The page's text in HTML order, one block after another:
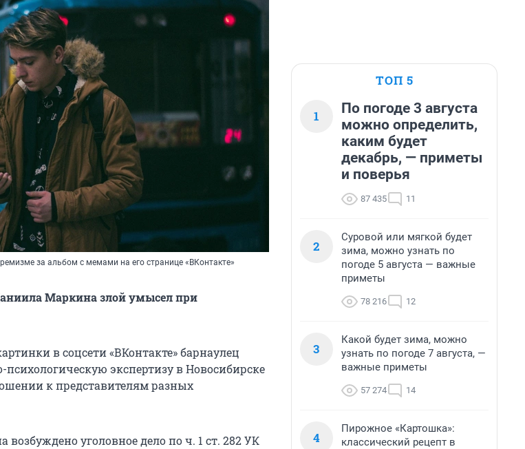
за альбом с мемами на его странице «ВКонтакте»
Маркина злой умысел при
в соцсети «ВКонтакте» барнаулец
экспертизу в Новосибирске
к представителям разных
уголовное дело по ч. 1 ст. 282 УК
ТОП 5
1
По погоде 3 августа
можно определить,
каким будет
декабрь, — приметы
и поверья
87 435 11
2
Суровой или мягкой будет
зима, можно узнать по
погоде 5 августа — важные
приметы
78 216 12
3
Какой будет зима, можно
узнать по погоде 7 августа, —
важные приметы
57 274 14
4
Пирожное «Картошка»:
классический рецепт в